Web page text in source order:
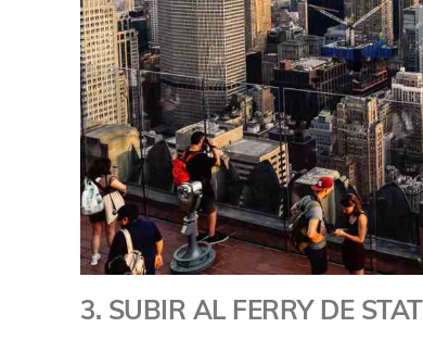
3. SUBIR AL FERRY DE